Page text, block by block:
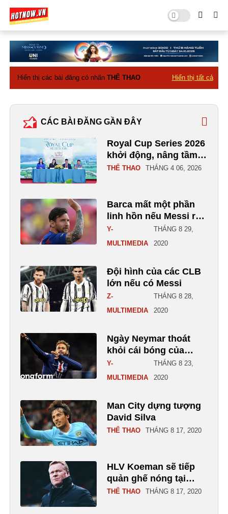
Hiển thị các bài đăng có nhãnTHỂ THAO Hiển thị tất cả
CÁC BÀI ĐĂNG GẦN ĐÂY
Royal Cup Series 2026
khởi động, nâng tầm
hệ thống giải golf
THỂ THAO THÁNG 4 06, 2026
Barca mất một phần
linh hồn nếu Messi ra
đi
Y-
MULTIMEDIA
THÁNG 8 29,
2020
Đội hình của các CLB
lớn nếu có Messi
Z-
MULTIMEDIA
THÁNG 8 28,
2020
Ngày Neymar thoát
khỏi cái bóng của
Messi
Y-
MULTIMEDIA
THÁNG 8 23,
2020
Man City dựng tượng
David Silva
THỂ THAO THÁNG 8 17, 2020
HLV Koeman sẽ tiếp
quản ghế nóng tại
Barca
THỂ THAO THÁNG 8 17, 2020